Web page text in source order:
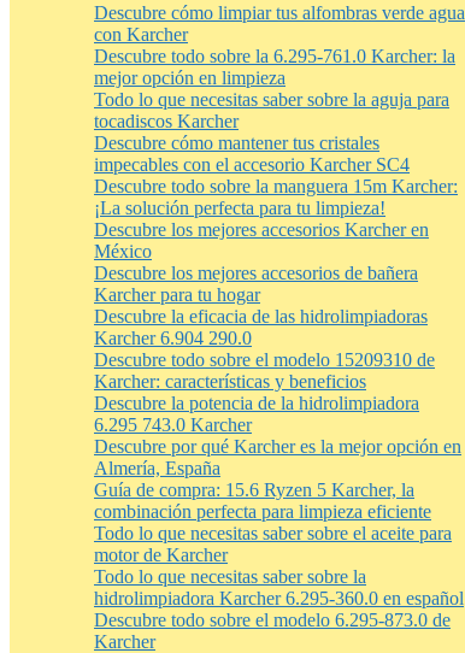
Descubre cómo limpiar tus alfombras verde agua
con Karcher
Descubre todo sobre la 6.295-761.0 Karcher: la
mejor opción en limpieza
Todo lo que necesitas saber sobre la aguja para
tocadiscos Karcher
Descubre cómo mantener tus cristales
impecables con el accesorio Karcher SC4
Descubre todo sobre la manguera 15m Karcher:
¡La solución perfecta para tu limpieza!
Descubre los mejores accesorios Karcher en
México
Descubre los mejores accesorios de bañera
Karcher para tu hogar
Descubre la eficacia de las hidrolimpiadoras
Karcher 6.904 290.0
Descubre todo sobre el modelo 15209310 de
Karcher: características y beneficios
Descubre la potencia de la hidrolimpiadora
6.295 743.0 Karcher
Descubre por qué Karcher es la mejor opción en
Almería, España
Guía de compra: 15.6 Ryzen 5 Karcher, la
combinación perfecta para limpieza eficiente
Todo lo que necesitas saber sobre el aceite para
motor de Karcher
Todo lo que necesitas saber sobre la
hidrolimpiadora Karcher 6.295-360.0 en español
Descubre todo sobre el modelo 6.295-873.0 de
Karcher